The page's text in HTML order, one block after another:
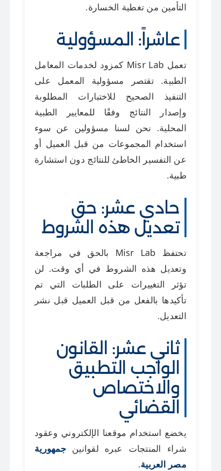
التأمين من تغطية الخسارة.
عاشراً: المسؤولية
تعمل Misr Lab كمزود لخدمات المعامل
الطبية. تقتصر مسؤولية المعمل على
التنفيذ الصحيح للاختبارات المطلوبة
وإصدار النتائج وفقًا للمعايير الطبية
المحلية. نحن لسنا مسؤولين عن سوء
استخدام المجموعات من قبل العميل أو
عن التفسير الخاطئ للنتائج دون استشارة
طبية.
حادي عشر: حق
تعديل هذه الشروط
تحتفظ Misr Lab بالحق في مراجعة
وتعديل هذه الشروط في أي وقت. لن
تؤثر التغييرات على الطلبات التي تم
تأكيدها بالفعل من قبل العميل قبل نشر
التعديل.
ثاني عشر: القانون
الواجب التطبيق
والاختصاص
القضائي
يخضع استخدام موقعنا الإلكتروني وعقود
شراء المنتجات عبره لقوانينجمهورية
مصر العربية.